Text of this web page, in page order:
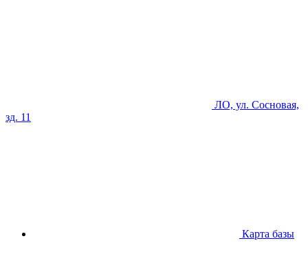
ЛО, ул. Сосновая,
зд. 11
Карта базы